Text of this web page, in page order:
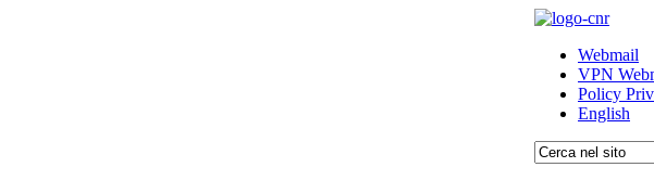
Webmail
VPN
Policy
English